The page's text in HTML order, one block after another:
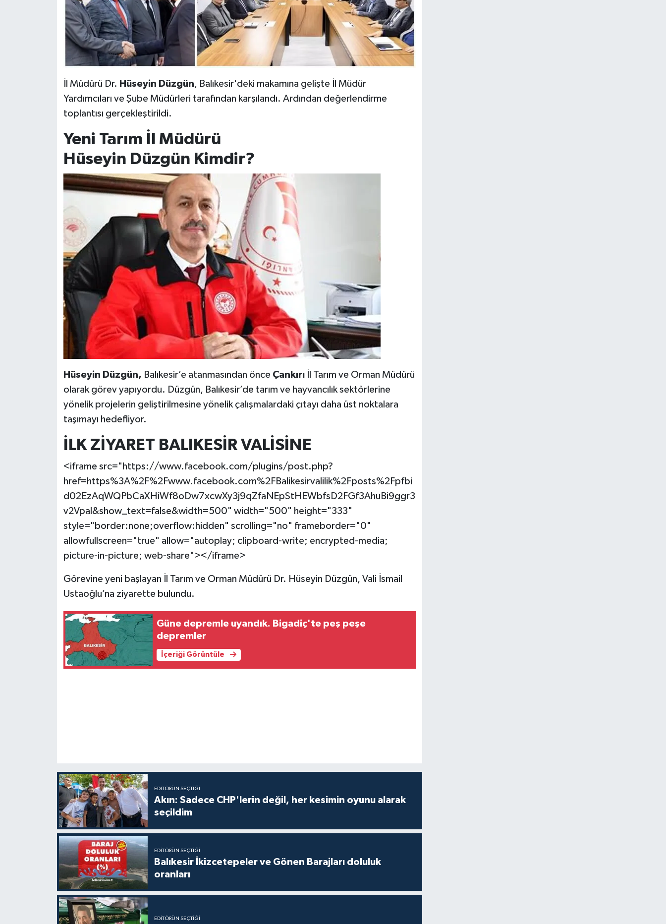
İl Müdürü Dr. Hüseyin Düzgün, Balıkesir'deki makamına gelişte İl Müdür
Yardımcıları ve Şube Müdürleri tarafından karşılandı. Ardından değerlendirme
toplantısı gerçekleştirildi.
Yeni Tarım İl Müdürü
Hüseyin Düzgün Kimdir?
Hüseyin Düzgün, Balıkesir’e atanmasından önce Çankırı
İl Tarım ve Orman Müdürü
olarak görev yapıyordu. Düzgün, Balıkesir’de tarım ve hayvancılık sektörlerine
yönelik projelerin geliştirilmesine yönelik çalışmalardaki çıtayı daha üst noktalara
taşımayı hedefliyor.
İLK ZİYARET BALIKESİR VALİSİNE
<iframe src="https://www.facebook.com/plugins/post.php?
href=https%3A%2F%2Fwww.facebook.com%2FBalikesirvalilik%2Fposts%2Fpfbi
d02EzAqWQPbCaXHiWf8oDw7xcwXy3j9qZfaNEpStHEWbfsD2FGf3AhuBi9ggr3
v2Vpal&show_text=false&width=500" width="500" height="333"
style="border:none;overflow:hidden" scrolling="no" frameborder="0"
allowfullscreen="true" allow="autoplay; clipboard-write; encrypted-media;
picture-in-picture; web-share"></iframe>
Görevine yeni başlayan İl Tarım ve Orman Müdürü Dr. Hüseyin Düzgün, Vali İsmail
Ustaoğlu’na ziyarette bulundu.
Güne depremle uyandık. Bigadiç'te peş peşe
depremler
İçeriği Görüntüle
EDITÖRÜN SEÇTIĞI
Akın: Sadece CHP'lerin değil, her kesimin oyunu alarak
seçildim
EDITÖRÜN SEÇTIĞI
Balıkesir İkizcetepeler ve Gönen Barajları doluluk
oranları
EDITÖRÜN SEÇTIĞI